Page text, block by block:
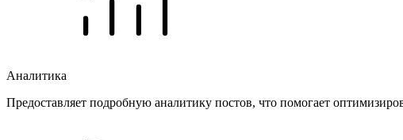
Аналитика
Предоставляет подробную аналитику постов, что помогает